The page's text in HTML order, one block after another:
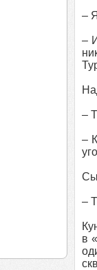
–
–
–
–
–
в